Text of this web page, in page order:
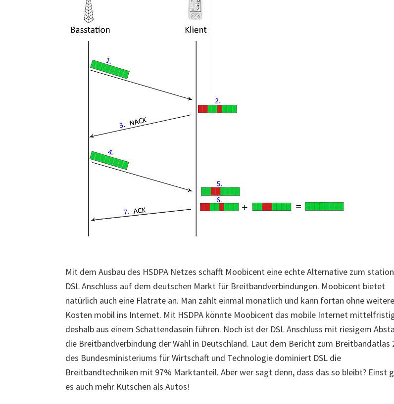
Mit dem Ausbau des HSDPA Netzes schafft Moobicent eine echte Alternative zum
DSL Anschluss auf dem deutschen Markt für Breitbandverbindungen. Moobicent bietet
natürlich auch eine Flatrate an. Man zahlt einmal monatlich und kann fortan ohne weitere
Kosten mobil ins Internet. Mit HSDPA könnte Moobicent das mobile Internet
deshalb aus einem Schattendasein führen. Noch ist der DSL Anschluss mit riesigem
die Breitbandverbindung der Wahl in Deutschland. Laut dem Bericht zum Breitbandatlas
des Bundesministeriums für Wirtschaft und Technologie dominiert DSL die
Breitbandtechniken mit 97% Marktanteil. Aber wer sagt denn, dass das so bleibt? Einst
es auch mehr Kutschen als Autos!